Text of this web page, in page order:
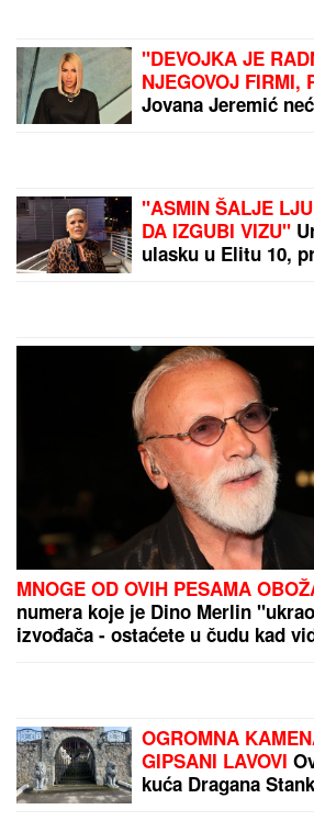
Uz ovaj JEDNOSTAVAN TRIK
sveže i slatke do DVE NEDELJE,
VEĆ IMATE u kuhinji
"DEVOJKA JE
NJEGOVOJ FIRMI,
Jovana Jeremić
progovorila o
veridbi:
dečka JJ"
"ASMIN ŠALJE
DA IZGUBI VIZU"
ulasku u Elitu 10,
tužbama:
idem u američku